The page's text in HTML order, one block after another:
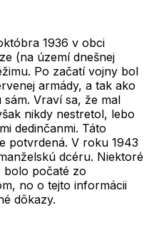
1936 v obci
(na území dnešnej
Po začatí vojny bol
armády, a tak ako
Vraví sa, že mal
nikdy nestretol, lebo
dedinčanmi. Táto
potvrdená. V roku 1943
dcéru. Niektoré
bolo počaté zo
no o tejto informácii
dôkazy.